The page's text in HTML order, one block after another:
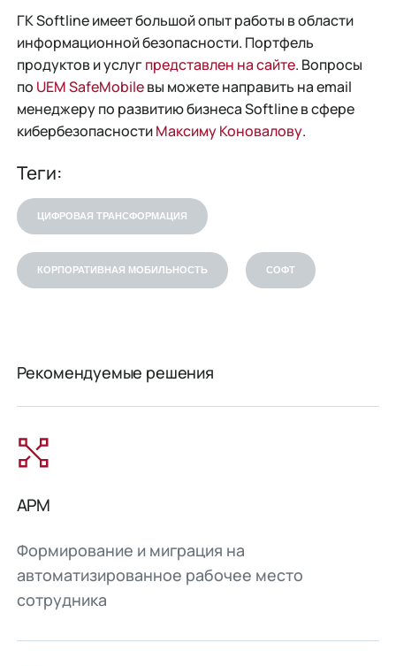
ГК Softline имеет большой опыт работы в области
информационной безопасности. Портфель
продуктов и услуг представлен на сайте. Вопросы
по UEM SafeMobileвы можете направить на email
менеджеру по развитию бизнеса Softline в сфере
кибербезопасностиМаксиму Коновалову.
Теги:
ЦИФРОВАЯ ТРАНСФОРМАЦИЯ
КОРПОРАТИВНАЯ МОБИЛЬНОСТЬ СОФТ
Рекомендуемые решения
АРМ
Формирование и миграция на
автоматизированное рабочее место
сотрудника